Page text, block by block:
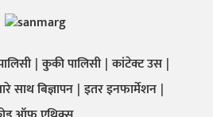
कुकी पालिसी कांटेक्ट उस
साथ बिज्ञापन इतर इनफार्मेशन